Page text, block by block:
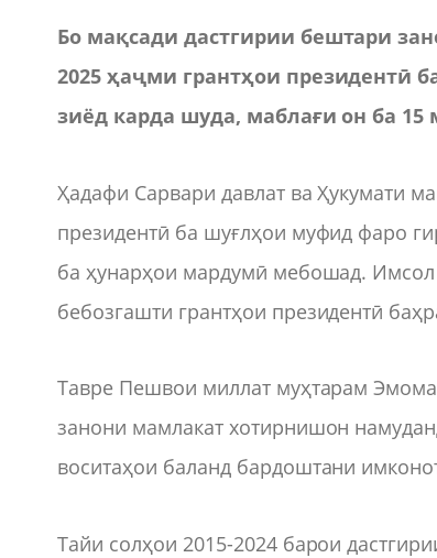
Бо мақсади дастгирии бештари
2025 ҳаҷми грантҳои президентӣ
зиёд карда шуда, маблағи он ба
Ҳадафи Сарвари давлат ва Ҳукумати
президентӣ ба шуғлҳои муфид фаро
ба ҳунарҳои мардумӣ мебошад.
бебозгашти грантҳои президентӣ
Тавре Пешвои миллат муҳтарам
занони мамлакат хотирнишон
воситаҳои баланд бардоштани
Тайи солҳои 2015-2024 барои